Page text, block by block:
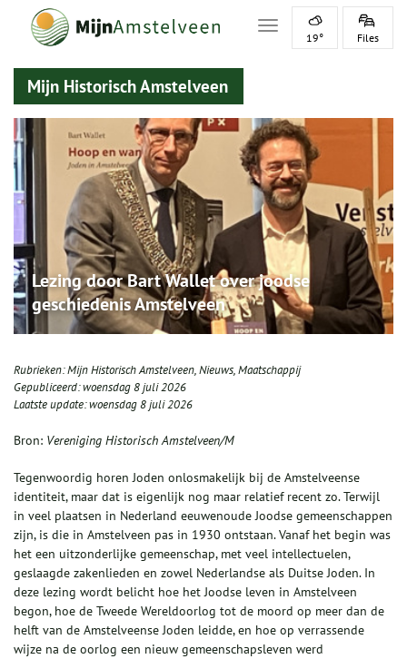
Toggle navigation
19° Files
Mijn Historisch Amstelveen
Lezing door Bart Wallet over joodse
geschiedenis Amstelveen
Rubrieken:Mijn Historisch Amstelveen,Nieuws,Maatschappij
Gepubliceerd:woensdag 8 juli 2026
Laatste update:woensdag 8 juli 2026
Bron: Vereniging Historisch Amstelveen/M
Tegenwoordig horen Joden onlosmakelijk bij de Amstelveense
identiteit, maar dat is eigenlijk nog maar relatief recent zo. Terwijl
in veel plaatsen in Nederland eeuwenoude Joodse gemeenschappen
zijn, is die in Amstelveen pas in 1930 ontstaan. Vanaf het begin was
het een uitzonderlijke gemeenschap, met veel intellectuelen,
geslaagde zakenlieden en zowel Nederlandse als Duitse Joden. In
deze lezing wordt belicht hoe het Joodse leven in Amstelveen
begon, hoe de Tweede Wereldoorlog tot de moord op meer dan de
helft van de Amstelveense Joden leidde, en hoe op verrassende
wijze na de oorlog een nieuw gemeenschapsleven werd